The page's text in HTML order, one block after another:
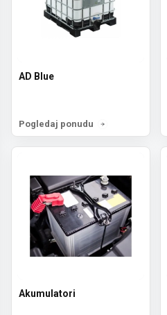
AD Blue
Pogledaj ponudu
Akumulatori